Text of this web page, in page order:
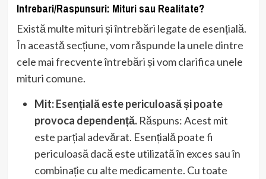
Intrebari/Raspunsuri: Mituri sau Realitate?
Există multe mituri și întrebări legate de esențială.
În această secțiune, vom răspunde la unele dintre
cele mai frecvente întrebări și vom clarifica unele
mituri comune.
Mit: Esențială este periculoasă și poate
provoca dependență.Răspuns: Acest mit
este parțial adevărat. Esențială poate fi
periculoasă dacă este utilizată în exces sau în
combinație cu alte medicamente. Cu toate